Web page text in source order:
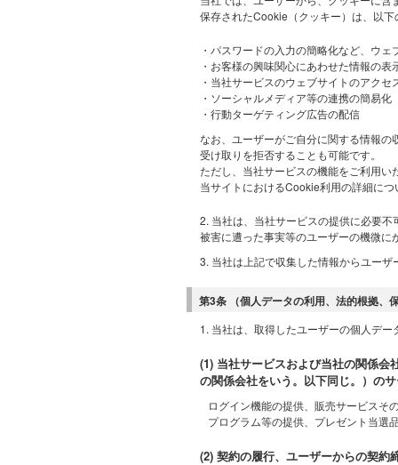
保存されたCookie（クッキー）は、以
・パスワードの入力の簡略化など、ウ
・お客様の興味関心にあわせた情報の表
・当社サービスのウェブサイトのアクセ
・ソーシャルメディア等の連携の簡易化
・行動ターゲティング広告の配信
なお、ユーザーがご自分に関する情報
受け取りを拒否することも可能です。
ただし、当社サービスの機能をご利用
当サイトにおけるCookie利用の詳細につ
2. 当社は、当社サービスの提供に必要
被害に遭った事実等のユーザーの機微
3. 当社は上記で収集した情報からユー
第3条 （個人データの利用、法的根拠、
1. 当社は、取得したユーザーの個人デ
(1) 当社サービスおよび当社の関係会
の関係会社をいう。以下同じ。）の
ログイン機能の提供、販売サービスそ
プログラム等の提供、プレゼント当選
(2) 契約の履行、ユーザーからの契約